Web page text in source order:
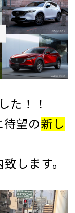
た！！
望の新し
します。